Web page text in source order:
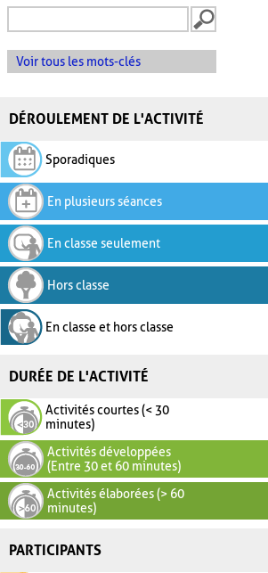
Voir tous les mots-clés
DÉROULEMENT DE L'ACTIVITÉ
Sporadiques
En plusieurs séances
En classe seulement
Hors classe
En classe et hors classe
DURÉE DE L'ACTIVITÉ
Activités courtes (< 30
minutes)
Activités développées
(Entre 30 et 60 minutes)
Activités élaborées (> 60
minutes)
PARTICIPANTS